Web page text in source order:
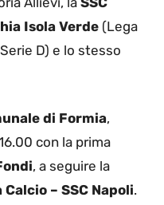
Isola Verde (Lega
D) e lo stesso
di Formia,
con la prima
, a seguire la
Calcio – SSC Napoli.